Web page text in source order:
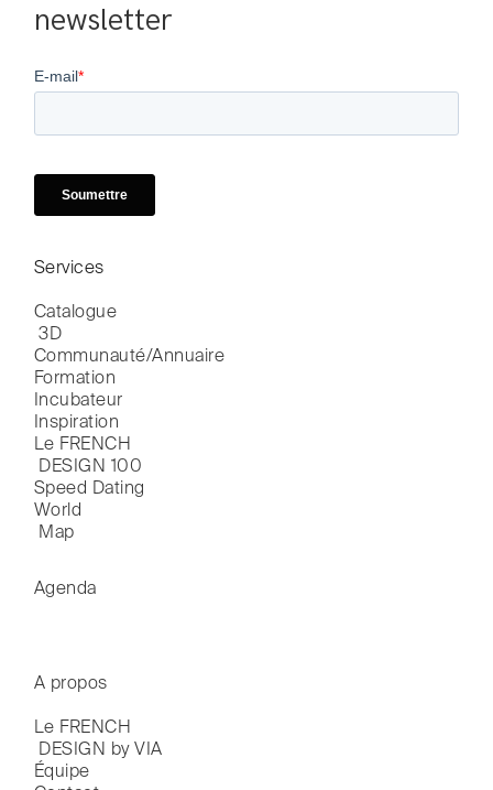
newsletter
Services
Catalogue
3D
Communauté/Annuaire
Formation
Incubateur
Inspiration
Le FRENCH
DESIGN 100
Speed Dating
World
Map
Agenda
A propos
Le FRENCH
DESIGN by VIA
Équipe